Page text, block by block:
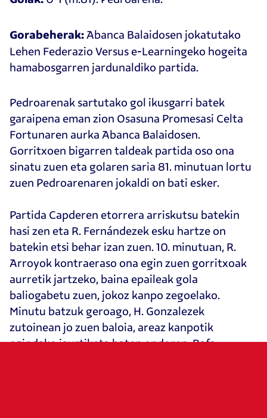
Gorabeherak:Abanca Balaidosen jokatutako
Lehen Federazio Versus e-Learningeko hogeita
hamabosgarren jardunaldiko partida.
Pedroarenak sartutako gol ikusgarri batek
garaipena eman zion Osasuna Promesasi Celta
Fortunaren aurka Abanca Balaidosen.
Gorritxoen bigarren taldeak partida oso ona
sinatu zuen eta golaren saria 81. minutuan lortu
zuen Pedroarenaren jokaldi on bati esker.
Partida Capderen etorrera arriskutsu batekin
hasi zen eta R. Fernándezek esku hartze on
batekin etsi behar izan zuen. 10. minutuan, R.
Arroyok kontraeraso ona egin zuen gorritxoak
aurretik jartzeko, baina epaileak gola
baliogabetu zuen, jokoz kanpo zegoelako.
Minutu batzuk geroago, H. Gonzalezek
zutoinean jo zuen baloia, areaz kanpotik
egindako jaurtiketa baten ondoren. Rafa